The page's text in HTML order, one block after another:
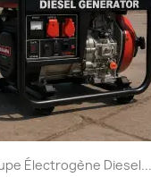
Électrogène Diesel...